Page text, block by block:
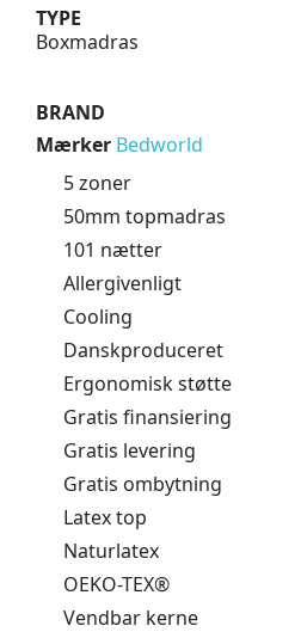
TYPE
Boxmadras
BRAND
Mærker Bedworld
5 zoner
50mm topmadras
101 nætter
Allergivenligt
Cooling
Danskproduceret
Ergonomisk støtte
Gratis finansiering
Gratis levering
Gratis ombytning
Latex top
Naturlatex
OEKO-TEX®
Vendbar kerne